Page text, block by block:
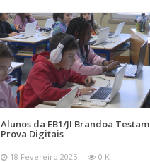
Alunos da EB1/JI Brandoa Testam
Prova Digitais
18 Fevereiro 2025 0 K